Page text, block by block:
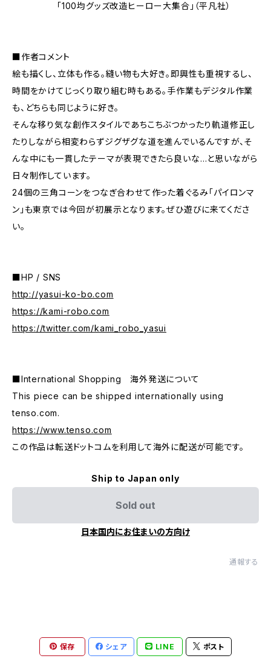
「100均グッズ改造ヒーロー大集合」（平凡社）
■作者コメント
絵も描くし、立体も作る。縫い物も大好き。即興性も重視するし、
時間をかけてじっくり取り組む時もある。手作業もデジタル作業
も、どちらも同じように好き。
そんな移り気な創作スタイルであちこちぶつかったり軌道修正し
たりしながら相変わらずジグザグな道を進んでいるんですが、そ
んな中にも一貫したテーマが表現できたら良いな…と思いながら
日々制作しています。
24個の三角コーンをつなぎ合わせて作った着ぐるみ「パイロンマ
ン」も東京では今回が初展示となります。ぜひ遊びに来てくださ
い。
■HP / SNS
http://yasui-ko-bo.com
https://kami-robo.com
https://twitter.com/kami_robo_yasui
■International Shopping 海外発送について
This piece can be shipped internationally using
tenso.com.
https://www.tenso.com
この作品は転送ドットコムを利用して海外に配送が可能です。
Ship to Japan only
Sold out
日本国内にお住まいの方向け
通報する
保存 シェア LINE ポスト